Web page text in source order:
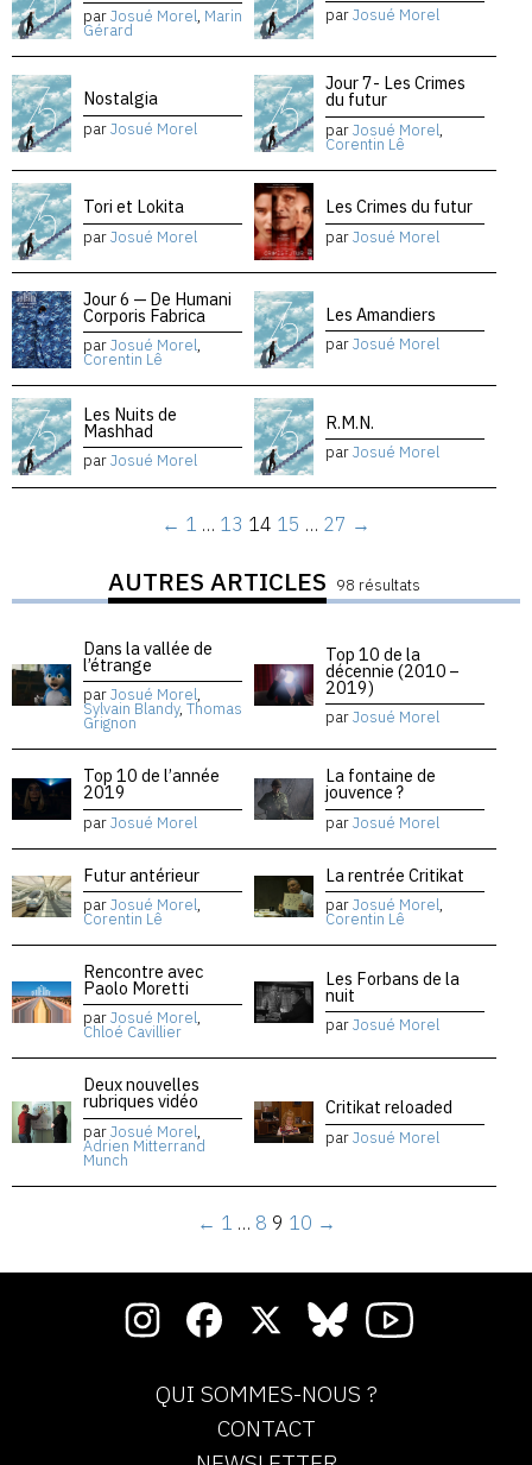
parJosué Morel, Marin
Gérard
parJosué Morel
Nostalgia
parJosué Morel
Jour 7- Les Crimes
du futur
parJosué Morel,
Corentin Lê
Tori et Lokita
parJosué Morel
Les Crimes du futur
parJosué Morel
Jour 6 — De Humani
Corporis Fabrica
parJosué Morel,
Corentin Lê
Les Amandiers
parJosué Morel
Les Nuits de
Mashhad
parJosué Morel
R.M.N.
parJosué Morel
← 1 … 13 14 15 … 27 →
AUTRES ARTICLES 98 résultats
Dans la vallée de
l’étrange
parJosué Morel,
Sylvain Blandy, Thomas
Grignon
Top 10 de la
décennie (2010 –
2019)
parJosué Morel
Top 10 de l’année
2019
parJosué Morel
La fontaine de
jouvence ?
parJosué Morel
Futur antérieur
parJosué Morel,
Corentin Lê
La rentrée Critikat
parJosué Morel,
Corentin Lê
Rencontre avec
Paolo Moretti
parJosué Morel,
Chloé Cavillier
Les Forbans de la
nuit
parJosué Morel
Deux nouvelles
rubriques vidéo
parJosué Morel,
Adrien Mitterrand
Munch
Critikat reloaded
parJosué Morel
← 1 … 8 9 10 →
QUI SOMMES-NOUS ?
CONTACT